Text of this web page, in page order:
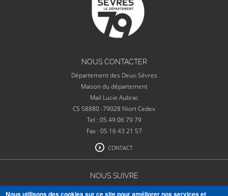
NOUS CONTACTER
Département des Deux-Sèvres
Maison du département
Mail Lucie Aubrac
CS 58880 -79028 Niort Cedex
Tel : 05 49 06 79 79
Fax : 05 16 43 21 57
CONTACT
NOUS SUIVRE
Nous utilisons des cookies sur ce site pour améliorer nos services et